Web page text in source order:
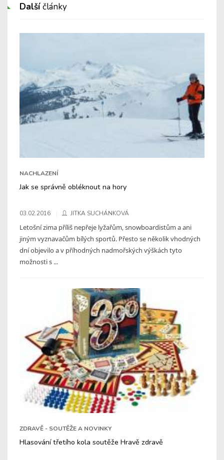
Dalšíčlánky
NACHLAZENÍ
Jak se správně obléknout na hory
03.02.2016 JITKA SUCHÁNKOVÁ
Letošní zima příliš nepřeje lyžařům, snowboardistům a ani
jiným vyznavačům bílých sportů. Přesto se několik vhodných
dní objevilo a v příhodných nadmořských výškách tyto
možnosti s ...
ZDRAVĚ - SOUTĚŽE A NOVINKY
Hlasování třetího kola soutěže Hravě zdravě